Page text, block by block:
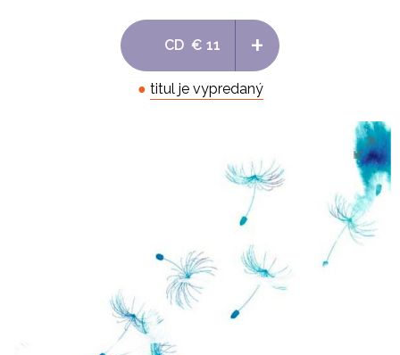
CD € 11 +
● titul je vypredaný